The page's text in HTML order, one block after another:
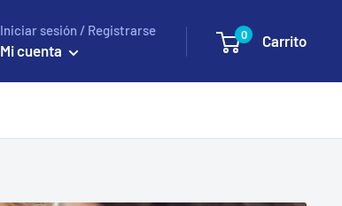
Iniciar sesión / Registrarse
Mi cuenta
0 Carrito